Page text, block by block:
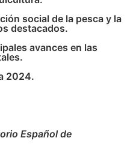
social de la pesca y la
destacados.
avances en las
2024.
Español de